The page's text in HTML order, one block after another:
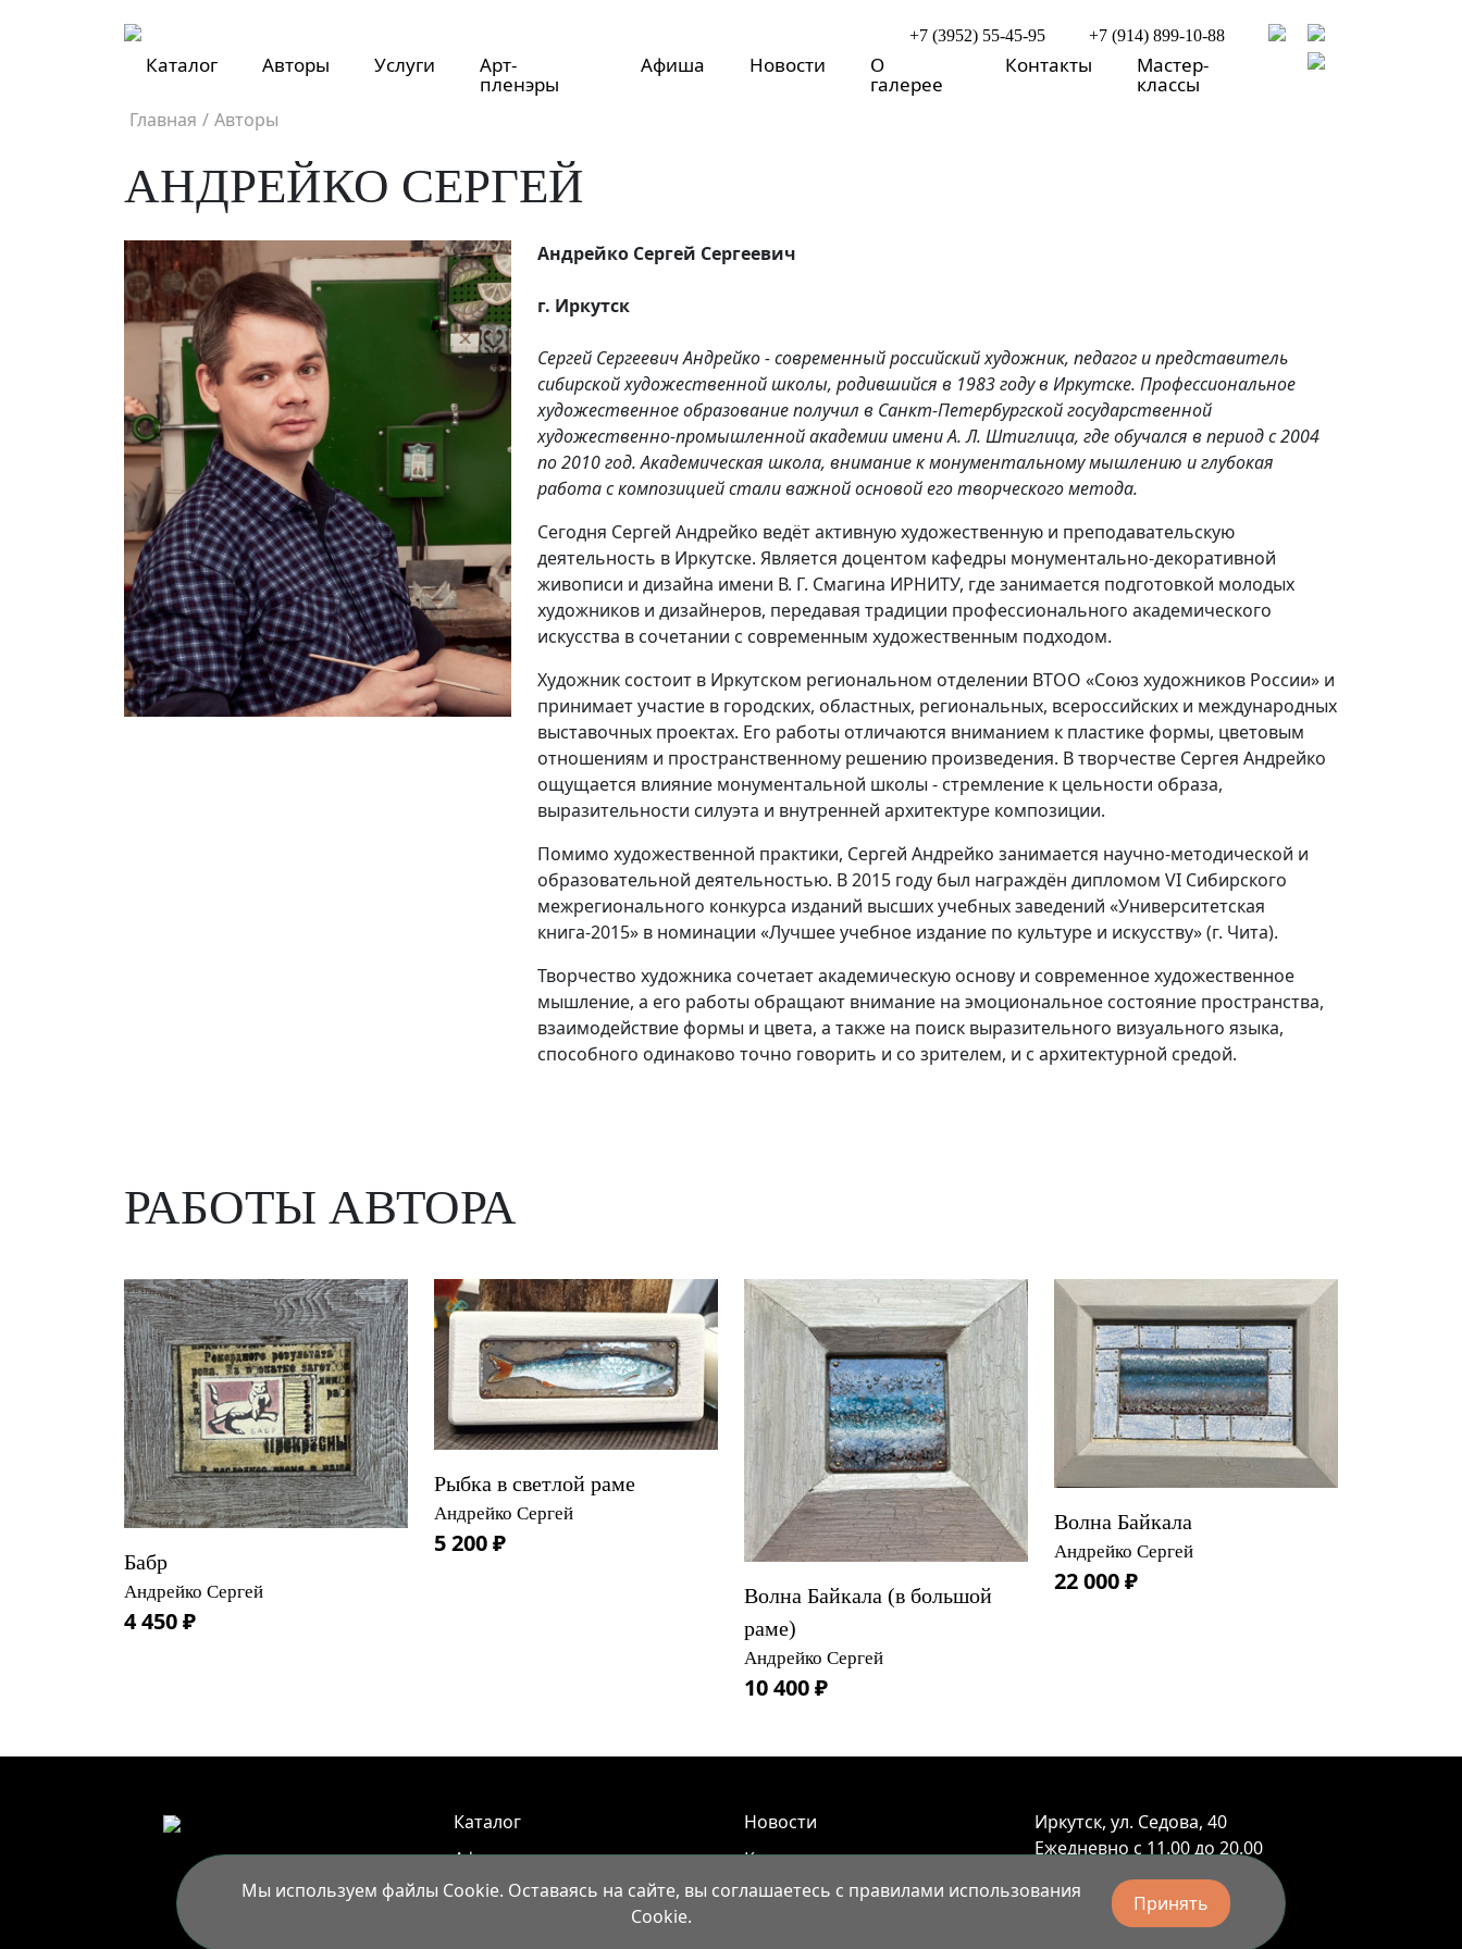
+7 (3952) 55-45-95 +7 (914) 899-10-88
Каталог Авторы Услуги Арт-
пленэры
Афиша Новости О
галерее
Контакты Мастер-
классы
Главная / Авторы
АНДРЕЙКО СЕРГЕЙ
Андрейко Сергей Сергеевич
г. Иркутск
Сергей Сергеевич Андрейко - современный российский художник, педагог и представитель
сибирской художественной школы, родившийся в 1983 году в Иркутске. Профессиональное
художественное образование получил в Санкт-Петербургской государственной
художественно-промышленной академии имени А. Л. Штиглица, где обучался в период с 2004
по 2010 год. Академическая школа, внимание к монументальному мышлению и глубокая
работа с композицией стали важной основой его творческого метода.
Сегодня Сергей Андрейко ведёт активную художественную и преподавательскую
деятельность в Иркутске. Является доцентом кафедры монументально-декоративной
живописи и дизайна имени В. Г. Смагина ИРНИТУ, где занимается подготовкой молодых
художников и дизайнеров, передавая традиции профессионального академического
искусства в сочетании с современным художественным подходом.
Художник состоит в Иркутском региональном отделении ВТОО «Союз художников России» и
принимает участие в городских, областных, региональных, всероссийских и международных
выставочных проектах. Его работы отличаются вниманием к пластике формы, цветовым
отношениям и пространственному решению произведения. В творчестве Сергея Андрейко
ощущается влияние монументальной школы - стремление к цельности образа,
выразительности силуэта и внутренней архитектуре композиции.
Помимо художественной практики, Сергей Андрейко занимается научно-методической и
образовательной деятельностью. В 2015 году был награждён дипломом VI Сибирского
межрегионального конкурса изданий высших учебных заведений «Университетская
книга-2015» в номинации «Лучшее учебное издание по культуре и искусству» (г. Чита).
Творчество художника сочетает академическую основу и современное художественное
мышление, а его работы обращают внимание на эмоциональное состояние пространства,
взаимодействие формы и цвета, а также на поиск выразительного визуального языка,
способного одинаково точно говорить и со зрителем, и с архитектурной средой.
РАБОТЫ АВТОРА
Бабр
Андрейко Сергей
4 450 ₽
Рыбка в светлой раме
Андрейко Сергей
5 200 ₽
Волна Байкала (в большой
раме)
Андрейко Сергей
10 400 ₽
Волна Байкала
Андрейко Сергей
22 000 ₽
Каталог
Афиша
Арт-пленэры
Новости
Контакты
Доставка и правила вывоза
Иркутск, ул. Седова, 40
Ежедневно с 11.00 до 20.00
+7 (914) 899-10-88
+7 (3952) 55-45-95
Мы используем файлы Cookie. Оставаясь на сайте, вы соглашаетесь с правилами использования
Cookie.
Принять